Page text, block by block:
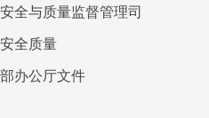
安全与质量监督管理司
安全质量
部办公厅文件